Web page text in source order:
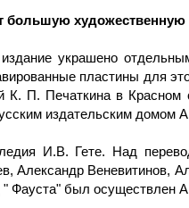
большую художественную
украшено
пластины для
К. П. Печаткина в
издательским домом
И.В. Гете. Над
Александр Веневитинов,
Фауста" был осуществлен